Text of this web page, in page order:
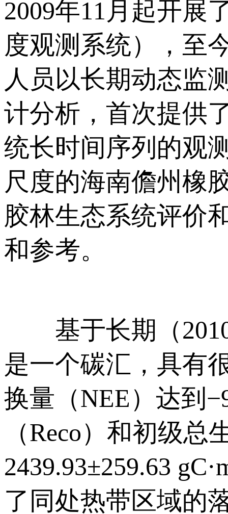
2009年11月起开展
度观测系统），至
人员以长期动态监
计分析，首次提供
统长时间序列的观
尺度的海南儋州橡
胶林生态系统评价
和参考。
基于长期（
是一个碳汇，具有
换量（NEE）达到
（Reco）和初级总
2439.93±259.63
了同处热带区域的